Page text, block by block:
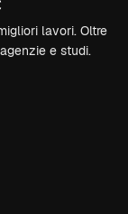
lavori. Oltre
e studi.